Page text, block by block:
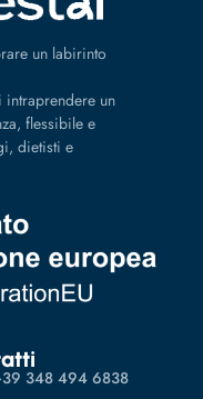
un labirinto
un
flessibile e
dietisti e
348 494 6838